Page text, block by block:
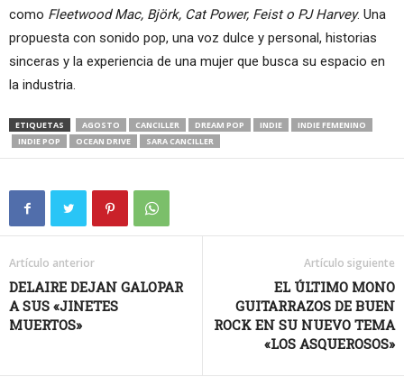
como Fleetwood Mac, Björk, Cat Power, Feist o PJ Harvey. Una
propuesta con sonido pop, una voz dulce y personal, historias
sinceras y la experiencia de una mujer que busca su espacio en
la industria.
ETIQUETAS AGOSTO CANCILLER DREAM POP INDIE
INDIE FEMENINO
INDIE POP
OCEAN DRIVE SARA CANCILLER
Artículo anterior
DELAIRE DEJAN GALOPAR
A SUS «JINETES
MUERTOS»
Artículo siguiente
EL ÚLTIMO MONO
GUITARRAZOS DE BUEN
ROCK EN SU NUEVO TEMA
«LOS ASQUEROSOS»